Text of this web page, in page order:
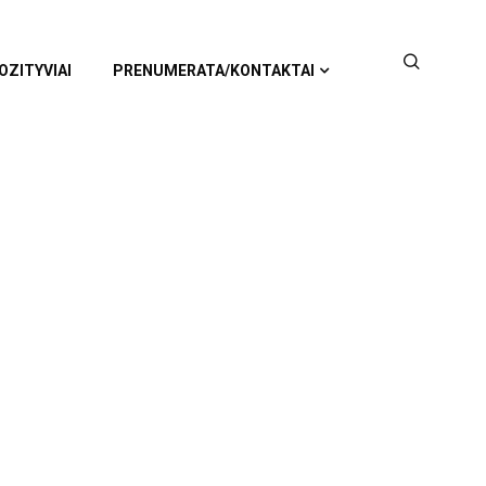
PRENUMERATA/KONTAKTAI